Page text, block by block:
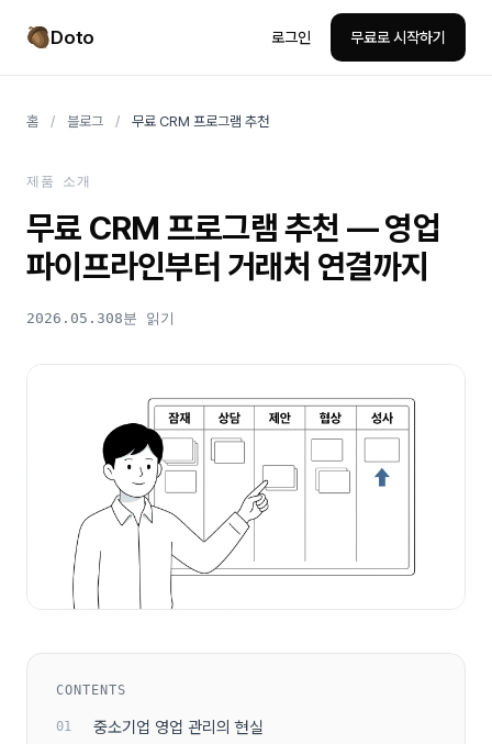
Doto 로그인 무료로 시작하기
홈 / 블로그 / 무료 CRM 프로그램 추천
제품 소개
무료 CRM 프로그램 추천 — 영업
파이프라인부터 거래처 연결까지
2026.05.308분 읽기
CONTENTS
중소기업 영업 관리의 현실